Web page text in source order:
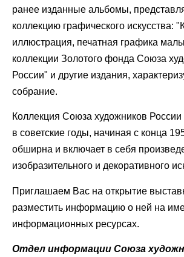
ранее изданные альбомы,
коллекцию графического искусства:
иллюстрация, печатная графика
коллекции Золотого фонда Союза
России" и другие издания,
собрание.
Коллекция Союза художников
в советские годы, начиная с конца
обширна и включает в себя
изобразительного и декоративного
Приглашаем Вас на открытие
разместить информацию о ней на
информационных ресурсах.
Отдел информации Союза